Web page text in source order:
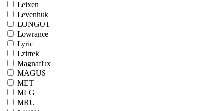
Leixen
Levenhuk
LONGOT
Lowrance
Lyric
Lzirtek
Magnaflux
MAGUS
MET
MLG
MRU